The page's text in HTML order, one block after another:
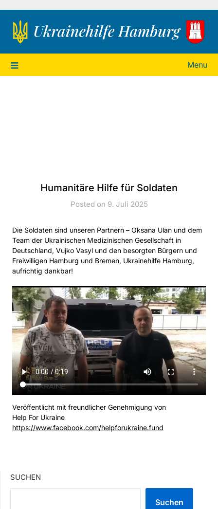
Ukrainehilfe Hamburg
Menu
Humanitäre Hilfe für Soldaten
Posted on 9. Juli 2025
Die Soldaten sind unseren Partnern – Oksana Ulan und dem
Team der Ukrainischen Medizinischen Gesellschaft in
Deutschland, Vujko Vasyl und den besorgten Bürgern und
Freiwilligen Hamburg und Bremen, Ukrainehilfe Hamburg,
aufrichtig dankbar!
Veröffentlicht mit freundlicher Genehmigung von
Help For Ukraine
https://www.facebook.com/helpforukraine.fund
SUCHEN
Suchen